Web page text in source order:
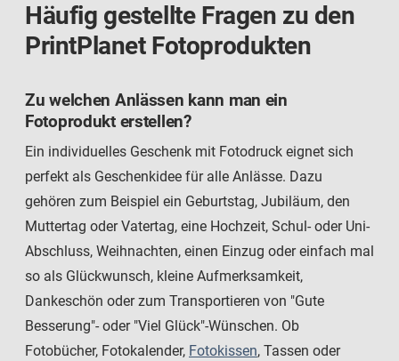
Häufig gestellte Fragen zu den
PrintPlanet Fotoprodukten
Zu welchen Anlässen kann man ein
Fotoprodukt erstellen?
Ein individuelles Geschenk mit Fotodruck eignet sich
perfekt als Geschenkidee für alle Anlässe. Dazu
gehören zum Beispiel ein Geburtstag, Jubiläum, den
Muttertag oder Vatertag, eine Hochzeit, Schul- oder Uni-
Abschluss, Weihnachten, einen Einzug oder einfach mal
so als Glückwunsch, kleine Aufmerksamkeit,
Dankeschön oder zum Transportieren von "Gute
Besserung"- oder "Viel Glück"-Wünschen. Ob
Fotobücher, Fotokalender, Fotokissen, Tassen oder